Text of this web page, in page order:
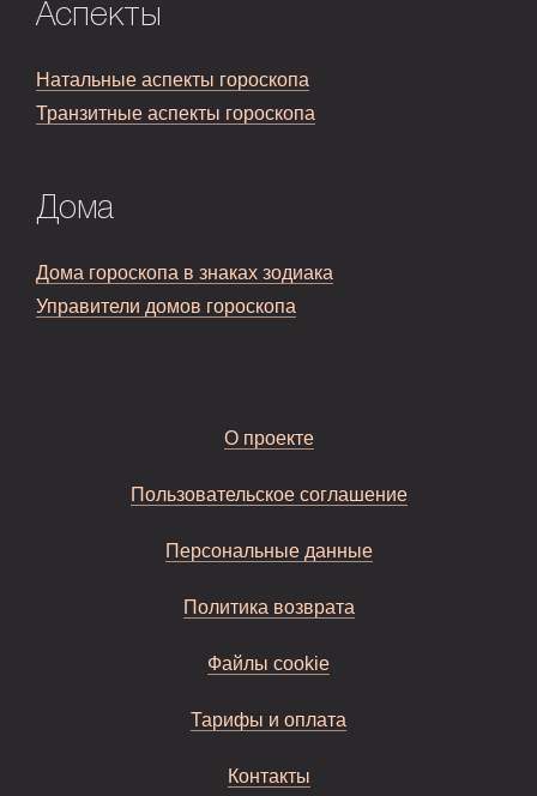
Аспекты
Натальные аспекты гороскопа
Транзитные аспекты гороскопа
Дома
Дома гороскопа в знаках зодиака
Управители домов гороскопа
О проекте
Пользовательское соглашение
Персональные данные
Политика возврата
Файлы cookie
Тарифы и оплата
Контакты